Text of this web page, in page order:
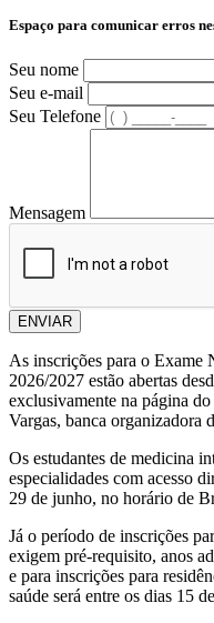
Espaço para comunicar erros
Seu nome
Seu e-mail
Seu Telefone
Mensagem
ENVIAR
As inscrições para o Exame
2026/2027 estão abertas
exclusivamente na página
Vargas, banca organizadora
Os estudantes de medicina
especialidades com acesso
29 de junho, no horário de
Já o período de inscrições
exigem pré-requisito, anos
e para inscrições para
saúde será entre os dias 15